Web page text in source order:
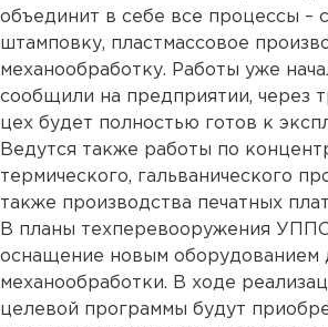
объединит в себе все процессы –
штамповку, пластмассовое
механообработку. Работы уже
сообщили на предприятии, через
цех будет полностью готов к
Ведутся также работы по
термического, гальванического
также производства печатных
В планы техперевооружения
оснащение новым оборудованием
механообработки. В ходе
целевой программы будут